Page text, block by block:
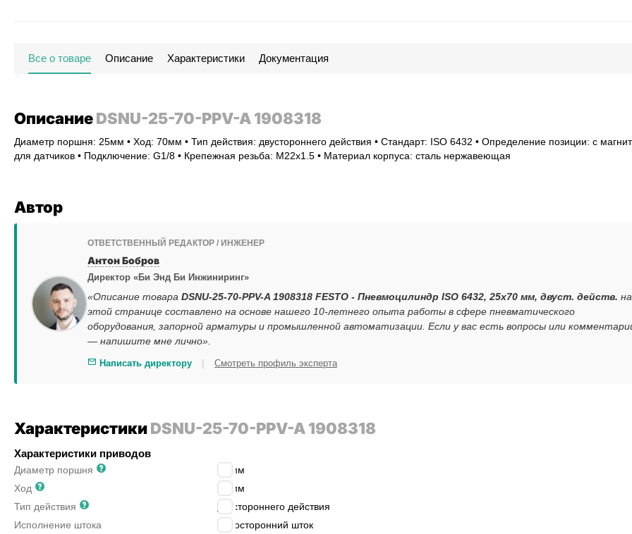
Все о товаре Описание Характеристики Документация
ОписаниеDSNU-25-70-PPV-A 1908318
Диаметр поршня: 25мм • Ход: 70мм • Тип действия: двустороннего действия • Стандарт: ISO 6432 • Определение позиции: с
для датчиков • Подключение: G1/8 • Крепежная резьба: M22x1.5 • Материал корпуса: сталь нержавеющая
Автор
ОТВЕТСТВЕННЫЙ РЕДАКТОР / ИНЖЕНЕР
Антон Бобров
Директор «Би Энд Би Инжиниринг»
«Описание товара DSNU-25-70-PPV-A 1908318 FESTO - Пневмоцилиндр ISO 6432, 25x70 мм, двуст. действ. на
этой странице составлено на основе нашего 10-летнего опыта работы в сфере пневматического
оборудования, запорной арматуры и промышленной автоматизации. Если у вас есть вопросы или
— напишите мне лично».
Написать директору | Смотреть профиль эксперта
ХарактеристикиDSNU-25-70-PPV-A 1908318
Характеристики приводов
Диаметр поршня
мм
Ход
мм
Тип действия
двустороннего действия
Исполнение штока
односторонний шток